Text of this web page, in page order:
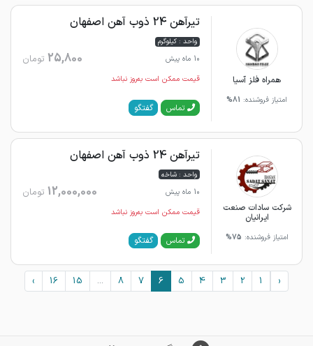
همراه فلز آسیا
امتیاز فروشنده: 81%
تیرآهن 24 ذوب آهن اصفهان
واحد : کیلوگرم
10 ماه پیش
25,800 تومان
قیمت ممکن است به‌روز نباشد
تماس گفتگو
شرکت سادات صنعت
ایرانیان
امتیاز فروشنده: 75%
تیرآهن 24 ذوب آهن اصفهان
واحد : شاخه
10 ماه پیش
12,000,000 تومان
قیمت ممکن است به‌روز نباشد
تماس گفتگو
‹
1
2
3
4
5
6
7
8
...
15
16
›